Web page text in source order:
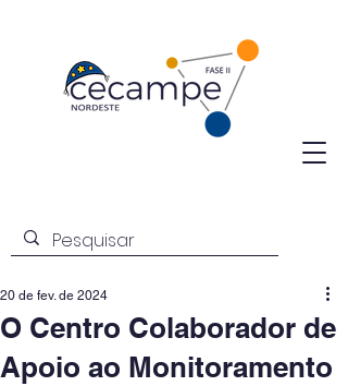
O Centro Colaborador de
Apoio ao Monitoramento
20 de fev. de 2024